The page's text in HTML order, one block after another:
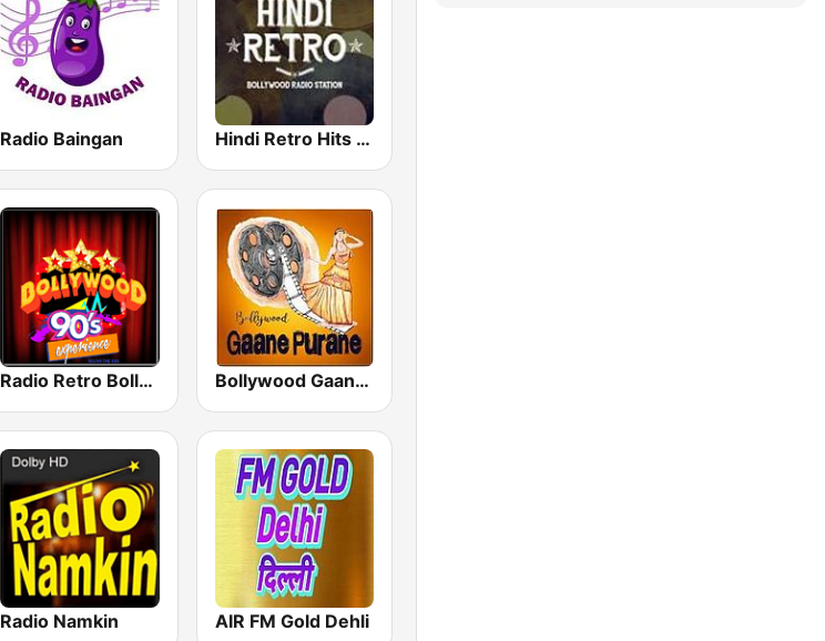
Radio Baingan Hindi Retro Hits Radio
Radio Retro Bollywood 90s Bollywood Gaane Purane
Radio Namkin AIR FM Gold Dehli